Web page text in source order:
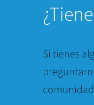
Si tienes